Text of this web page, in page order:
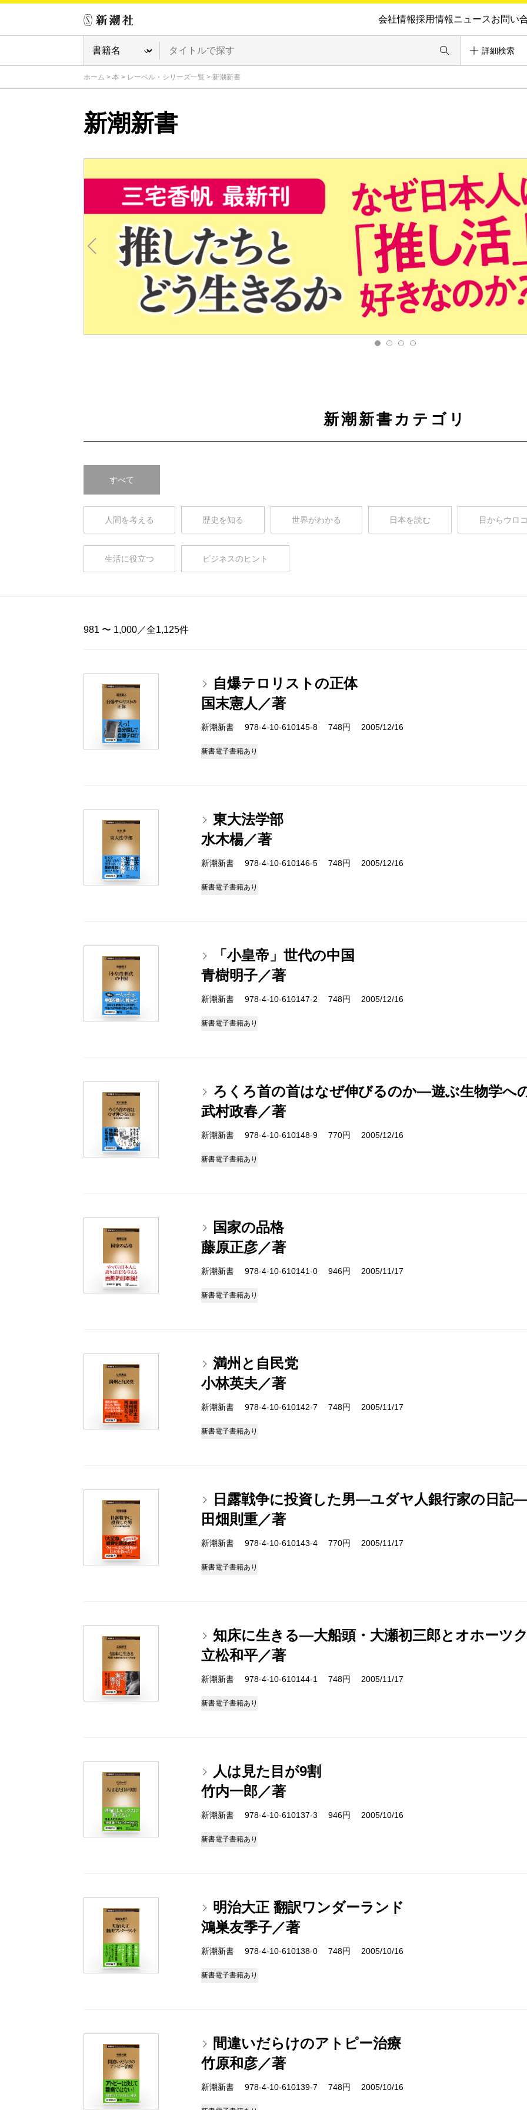
会社情報採用情報ニュースお問い
詳細検索
ホーム > 本 > レーベル・シリーズ一覧 > 新潮新書
新潮新書
新潮新書カテゴリ
すべて
人間を考える 歴史を知る 世界がわかる 日本を読む 目からウロ
生活に役立つ ビジネスのヒント
981 〜 1,000／全1,125件
自爆テロリストの正体
国末憲人／著
新潮新書 978-4-10-610145-8 748円 2005/12/16
新書電子書籍あり
東大法学部
水木楊／著
新潮新書 978-4-10-610146-5 748円 2005/12/16
新書電子書籍あり
「小皇帝」世代の中国
青樹明子／著
新潮新書 978-4-10-610147-2 748円 2005/12/16
新書電子書籍あり
ろくろ首の首はなぜ伸びるのか―遊ぶ生物学へ
武村政春／著
新潮新書 978-4-10-610148-9 770円 2005/12/16
新書電子書籍あり
国家の品格
藤原正彦／著
新潮新書 978-4-10-610141-0 946円 2005/11/17
新書電子書籍あり
満州と自民党
小林英夫／著
新潮新書 978-4-10-610142-7 748円 2005/11/17
新書電子書籍あり
日露戦争に投資した男―ユダヤ人銀行家の日記―
田畑則重／著
新潮新書 978-4-10-610143-4 770円 2005/11/17
新書電子書籍あり
知床に生きる―大船頭・大瀬初三郎とオホーツ
立松和平／著
新潮新書 978-4-10-610144-1 748円 2005/11/17
新書電子書籍あり
人は見た目が9割
竹内一郎／著
新潮新書 978-4-10-610137-3 946円 2005/10/16
新書電子書籍あり
明治大正 翻訳ワンダーランド
鴻巣友季子／著
新潮新書 978-4-10-610138-0 748円 2005/10/16
新書電子書籍あり
間違いだらけのアトピー治療
竹原和彦／著
新潮新書 978-4-10-610139-7 748円 2005/10/16